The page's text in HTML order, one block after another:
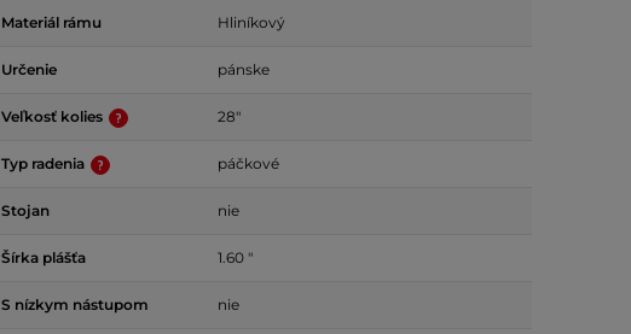
Materiál rámu Hliníkový
Určenie pánske
Veľkosť kolies 28"
Typ radenia páčkové
Stojan nie
Šírka plášťa 1.60 "
S nízkym nástupom nie